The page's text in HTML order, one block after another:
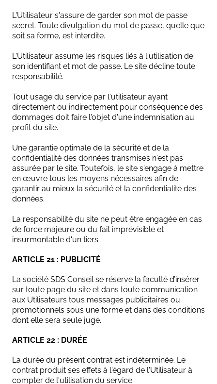
L'Utilisateur s'assure de garder son mot de passe
secret. Toute divulgation du mot de passe, quelle que
soit sa forme, est interdite.
L'Utilisateur assume les risques liés à l'utilisation de
son identifiant et mot de passe. Le site décline toute
responsabilité.
Tout usage du service par l'utilisateur ayant
directement ou indirectement pour conséquence des
dommages doit faire l'objet d'une indemnisation au
profit du site.
Une garantie optimale de la sécurité et de la
confidentialité des données transmises n'est pas
assurée par le site. Toutefois, le site s'engage à mettre
en œuvre tous les moyens nécessaires afin de
garantir au mieux la sécurité et la confidentialité des
données.
La responsabilité du site ne peut être engagée en cas
de force majeure ou du fait imprévisible et
insurmontable d'un tiers.
ARTICLE 21 : PUBLICITÉ
La société SDS Conseil se réserve la faculté d’insérer
sur toute page du site et dans toute communication
aux Utilisateurs tous messages publicitaires ou
promotionnels sous une forme et dans des conditions
dont elle sera seule juge.
ARTICLE 22 : DURÉE
La durée du présent contrat est indéterminée. Le
contrat produit ses effets à l'égard de l'Utilisateur à
compter de l'utilisation du service.